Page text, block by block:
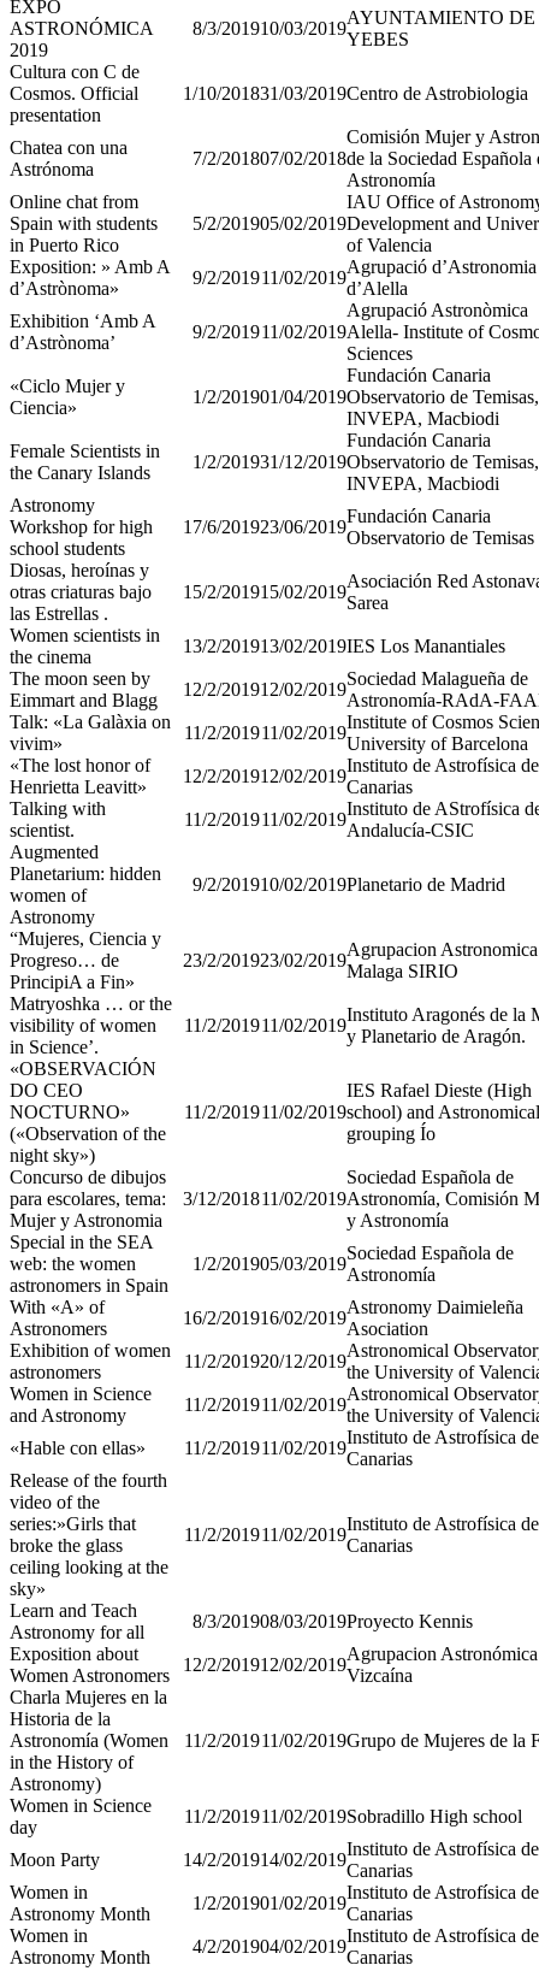
EXPO
ASTRONÓMICA
2019
8/3/201910/03/2019
AYUNTAMIENTO DE
YEBES
Cultura con C de
Cosmos. Official
presentation
1/10/201831/03/2019Centro de Astrobiologia
Chatea con una
Astrónoma
7/2/201807/02/2018
Comisión Mujer y
de la Sociedad Española
Astronomía
Online chat from
Spain with students
in Puerto Rico
5/2/201905/02/2019
IAU Office of
Development and
of Valencia
Exposition: » Amb A
d’Astrònoma»
9/2/201911/02/2019
Agrupació d’Astronomia
d’Alella
Exhibition ‘Amb A
d’Astrònoma’
9/2/201911/02/2019
Agrupació Astronòmica
Alella- Institute of
Sciences
«Ciclo Mujer y
Ciencia»
1/2/201901/04/2019
Fundación Canaria
Observatorio de Temisas,
INVEPA, Macbiodi
Female Scientists in
the Canary Islands
1/2/201931/12/2019
Fundación Canaria
Observatorio de Temisas,
INVEPA, Macbiodi
Astronomy
Workshop for high
school students
17/6/201923/06/2019
Fundación Canaria
Observatorio de Temisas
Diosas, heroínas y
otras criaturas bajo
las Estrellas .
15/2/201915/02/2019
Asociación Red
Sarea
Women scientists in
the cinema
13/2/201913/02/2019IES Los Manantiales
The moon seen by
Eimmart and Blagg
12/2/201912/02/2019
Sociedad Malagueña de
Astronomía-RAdA-
Talk: «La Galàxia on
vivim»
11/2/201911/02/2019
Institute of Cosmos
University of Barcelona
«The lost honor of
Henrietta Leavitt»
12/2/201912/02/2019
Instituto de Astrofísica de
Canarias
Talking with
scientist.
11/2/201911/02/2019
Instituto de AStrofísica
Andalucía-CSIC
Augmented
Planetarium: hidden
women of
Astronomy
9/2/201910/02/2019Planetario de Madrid
“Mujeres, Ciencia y
Progreso… de
PrincipiA a Fin»
23/2/201923/02/2019
Agrupacion
Malaga SIRIO
Matryoshka … or the
visibility of women
in Science’.
11/2/201911/02/2019
Instituto Aragonés de la
y Planetario de Aragón.
«OBSERVACIÓN
DO CEO
NOCTURNO»
(«Observation of the
night sky»)
11/2/201911/02/2019
IES Rafael Dieste (High
school) and Astronomical
grouping Ío
Concurso de dibujos
para escolares, tema:
Mujer y Astronomia
3/12/201811/02/2019
Sociedad Española de
Astronomía, Comisión
y Astronomía
Special in the SEA
web: the women
astronomers in Spain
1/2/201905/03/2019
Sociedad Española de
Astronomía
With «A» of
Astronomers
16/2/201916/02/2019
Astronomy Daimieleña
Asociation
Exhibition of women
astronomers
11/2/201920/12/2019
Astronomical
the University of
Women in Science
and Astronomy
11/2/201911/02/2019
Astronomical
the University of
«Hable con ellas»
11/2/201911/02/2019
Instituto de Astrofísica de
Canarias
Release of the fourth
video of the
series:»Girls that
broke the glass
ceiling looking at the
sky»
11/2/201911/02/2019
Instituto de Astrofísica de
Canarias
Learn and Teach
Astronomy for all
8/3/201908/03/2019Proyecto Kennis
Exposition about
Women Astronomers
12/2/201912/02/2019
Agrupacion Astronómica
Vizcaína
Charla Mujeres en la
Historia de la
Astronomía (Women
in the History of
Astronomy)
11/2/201911/02/2019Grupo de Mujeres de la
Women in Science
day
11/2/201911/02/2019Sobradillo High school
Moon Party 14/2/201914/02/2019
Instituto de Astrofísica de
Canarias
Women in
Astronomy Month
1/2/201901/02/2019
Instituto de Astrofísica de
Canarias
Women in
Astronomy Month
4/2/201904/02/2019
Instituto de Astrofísica de
Canarias